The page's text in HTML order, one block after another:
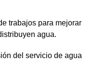
trabajos para mejorar
agua.
del servicio de agua